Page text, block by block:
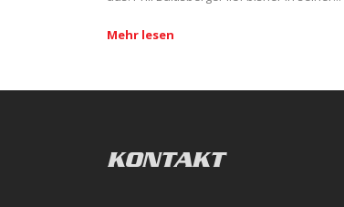
Mehr lesen
KONTAKT